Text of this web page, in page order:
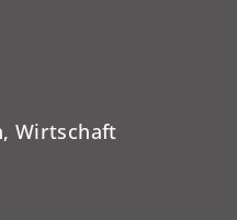
Wirtschaft